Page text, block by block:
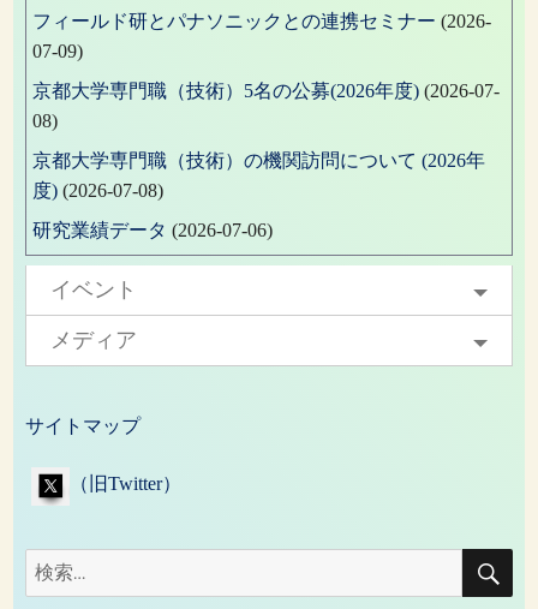
フィールド研とパナソニックとの連携セミナー (2026-
07-09)
京都大学専門職（技術）5名の公募(2026年度) (2026-07-
08)
京都大学専門職（技術）の機関訪問について (2026年
度) (2026-07-08)
研究業績データ (2026-07-06)
イベント
メディア
サイトマップ
（旧Twitter）
検
索:
検